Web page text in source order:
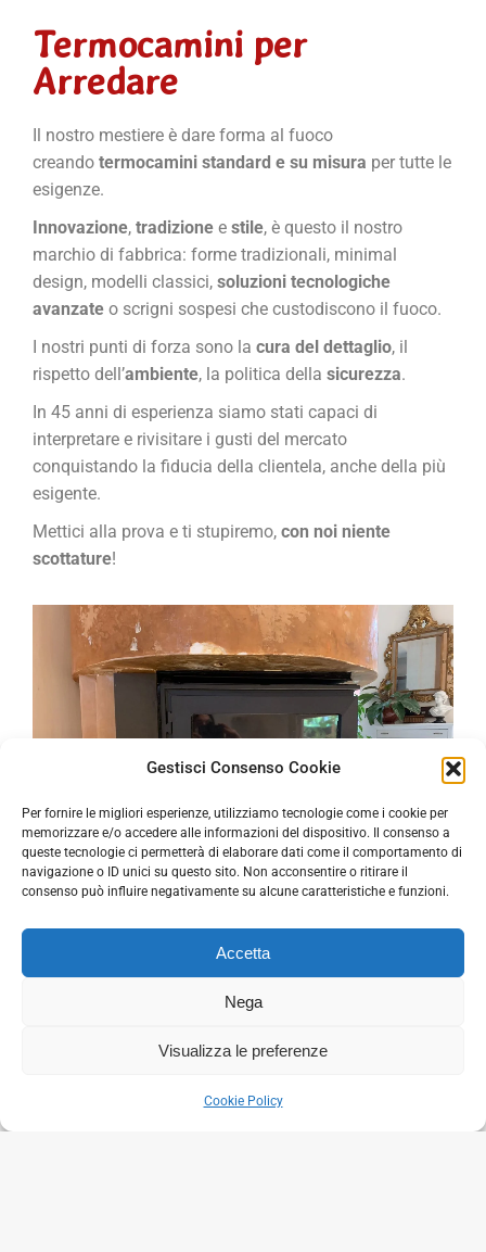
Gestisci Consenso Cookie
Per fornire le migliori esperienze, utilizziamo tecnologie come i cookie per
memorizzare e/o accedere alle informazioni del dispositivo. Il consenso a
queste tecnologie ci permetterà di elaborare dati come il comportamento di
navigazione o ID unici su questo sito. Non acconsentire o ritirare il
consenso può influire negativamente su alcune caratteristiche e funzioni.
Accetta
Nega
Visualizza le preferenze
Cookie Policy
Termocamini per
Arredare
Il nostro mestiere è dare forma al fuoco
creando termocamini standard e su misura per tutte le
esigenze.
Innovazione, tradizione e stile, è questo il nostro
marchio di fabbrica: forme tradizionali, minimal
design, modelli classici, soluzioni tecnologiche
avanzate o scrigni sospesi che custodiscono il fuoco.
I nostri punti di forza sono la cura del dettaglio, il
rispetto dell’ambiente, la politica della sicurezza.
In 45 anni di esperienza siamo stati capaci di
interpretare e rivisitare i gusti del mercato
conquistando la fiducia della clientela, anche della più
esigente.
Mettici alla prova e ti stupiremo, con noi niente
scottature!
Termocamino ad Acqua